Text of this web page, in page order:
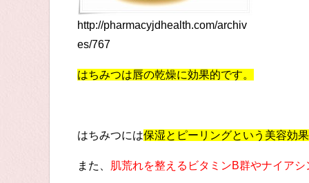
http://pharmacyjdhealth.com/archiv
es/767
はちみつは唇の乾燥に効果的です。
はちみつには保湿とピーリングという美容効果
また、 肌荒れを整えるビタミンB群やナイア